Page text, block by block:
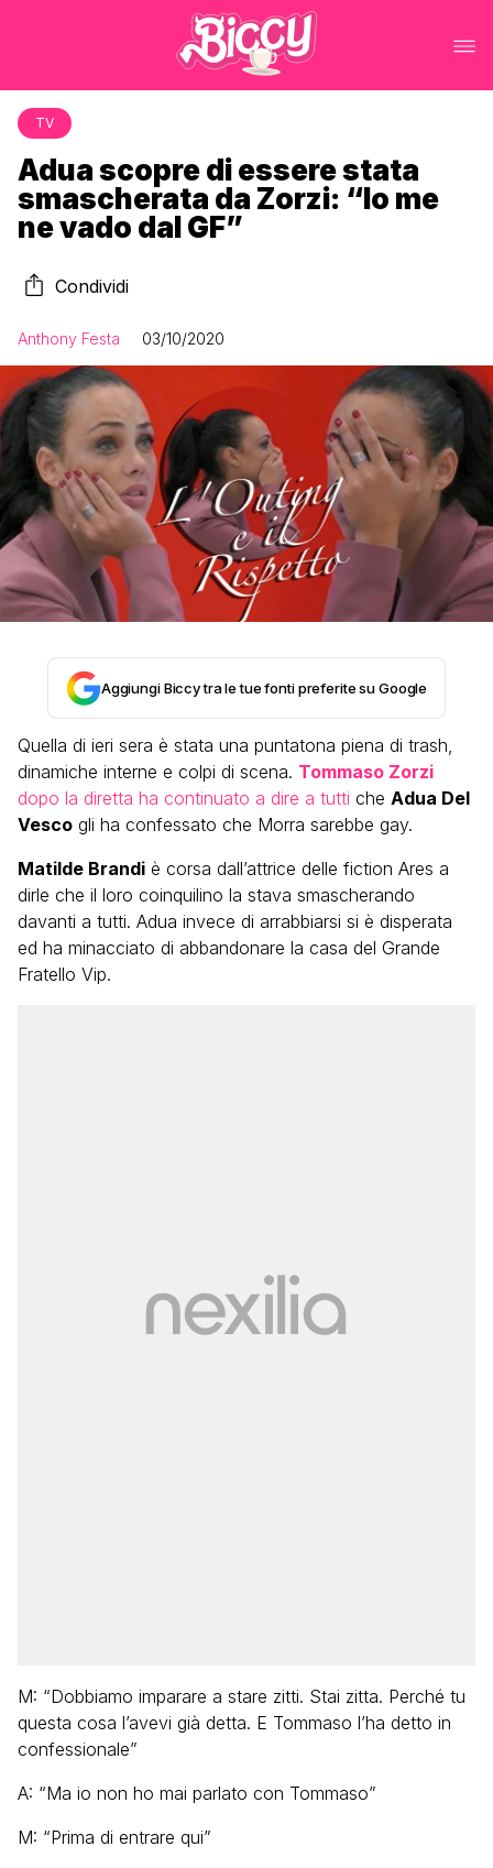
TV
Adua scopre di essere stata
smascherata da Zorzi: “Io me
ne vado dal GF”
Condividi
Anthony Festa 03/10/2020
Aggiungi Biccy tra le tue fonti preferite su Google
Quella di ieri sera è stata una puntatona piena di trash,
dinamiche interne e colpi di scena. Tommaso Zorzi
dopo la diretta ha continuato a dire a tutti che Adua Del
Vesco gli ha confessato che Morra sarebbe gay.
Matilde Brandi è corsa dall’attrice delle fiction Ares a
dirle che il loro coinquilino la stava smascherando
davanti a tutti. Adua invece di arrabbiarsi si è disperata
ed ha minacciato di abbandonare la casa del Grande
Fratello Vip.
M: “Dobbiamo imparare a stare zitti. Stai zitta. Perché tu
questa cosa l’avevi già detta. E Tommaso l’ha detto in
confessionale”
A: “Ma io non ho mai parlato con Tommaso”
M: “Prima di entrare qui”